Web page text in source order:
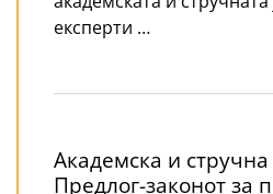
експерти …
Академска и стручна
Предлог-законот за